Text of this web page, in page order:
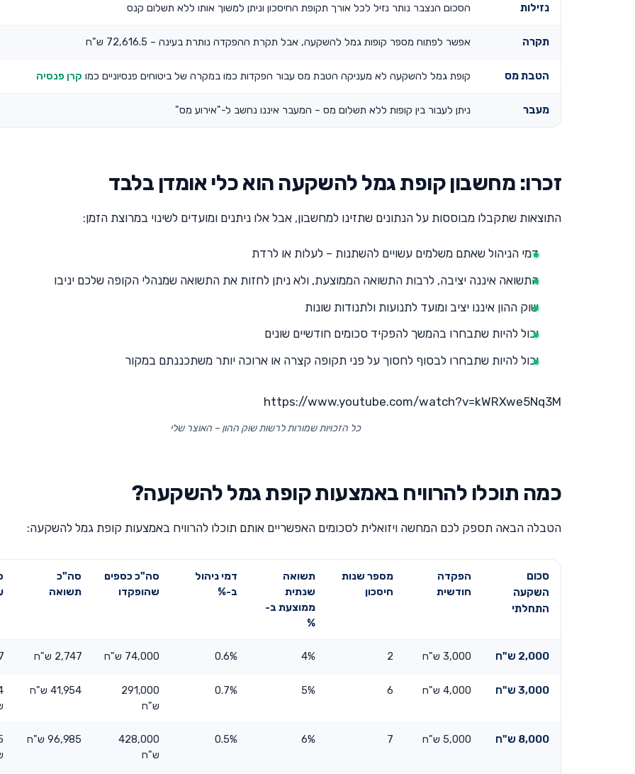
נזילות הסכום הנצבר נותר נזיל לכל אורך תקופת החיסכון וניתן למשוך אותו ללא תשלום קנס
תקרה אפשר לפתוח מספר קופות גמל להשקעה, אבל תקרת ההפקדה נותרת בעינה – 72,616.5 ש"ח
הטבת מס קופת גמל להשקעה לא מעניקה הטבת מס עבור הפקדות כמו במקרה של ביטוחים פנסיוניים כמו קרן פנסיה
מעבר ניתן לעבור בין קופות ללא תשלום מס – המעבר איננו נחשב ל-"אירוע מס"
זכרו: מחשבון קופת גמל להשקעה הוא כלי אומדן בלבד
התוצאות שתקבלו מבוססות על הנתונים שתזינו למחשבון, אבל אלו ניתנים ומועדים לשינוי במרוצת הזמן:
דמי הניהול שאתם משלמים עשויים להשתנות – לעלות או לרדת
התשואה איננה יציבה, לרבות התשואה הממוצעת, ולא ניתן לחזות את התשואה שמנהלי הקופה שלכם יניבו
שוק ההון איננו יציב ומועד לתנועות ולתנודות שונות
יכול להיות שתבחרו בהמשך להפקיד סכומים חודשיים שונים
יכול להיות שתבחרו לבסוף לחסוך על פני תקופה קצרה או ארוכה יותר משתכננתם במקור
https://www.youtube.com/watch?v=kWRXwe5Nq3M
כל הזכויות שמורות לרשות שוק ההון – האוצר שלי
כמה תוכלו להרוויח באמצעות קופת גמל להשקעה?
הטבלה הבאה תספק לכם המחשה ויזואלית לסכומים האפשריים אותם תוכלו להרוויח באמצעות קופת גמל להשקעה:
סכום
השקעה
התחלתי
הפקדה
חודשית
מספר שנות
חיסכון
תשואה
שנתית
ממוצעת ב-
%
דמי ניהול
ב-%
סה"כ כספים
שהופקדו
סה"כ
תשואה
2,000 ש"ח 3,000 ש"ח 2
4%
0.6% 74,000 ש"ח 2,747 ש"ח
3,000 ש"ח 4,000 ש"ח 6
5%
0.7%
291,000
ש"ח
41,954 ש"ח
8,000 ש"ח 5,000 ש"ח 7
6%
0.5%
428,000
ש"ח
96,985 ש"ח